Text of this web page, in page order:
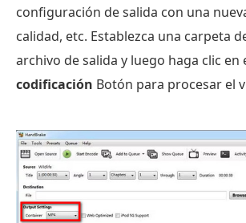
configuración de salida con una
calidad, etc. Establezca una carpeta
archivo de salida y luego haga clic en
codificación Botón para procesar el